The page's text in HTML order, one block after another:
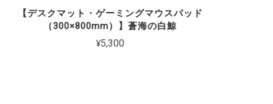
【デスクマット・ゲーミングマウスパッド
（300×800mm）】蒼海の白鯨
¥5,300